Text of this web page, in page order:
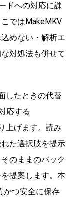
ドへの対応に課
ではMakeMKV
めない・解析エ
対処法も併せて
したときの代替
応する
上げます。読み
た選択肢を提示
のままのバック
提案します。本
かつ安全に保存